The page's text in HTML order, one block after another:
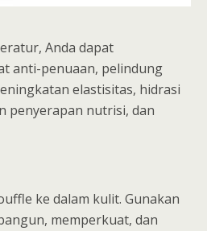
Anda dapat
anti-penuaan, pelindung
elastisitas, hidrasi
penyerapan nutrisi, dan
ke dalam kulit. Gunakan
memperkuat, dan